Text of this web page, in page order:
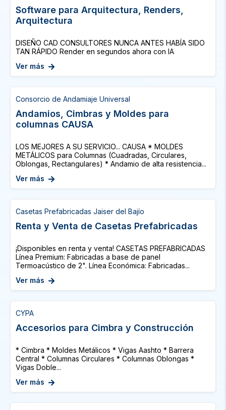
Software para Arquitectura, Renders,
Arquitectura
DISEÑO CAD CONSULTORES NUNCA ANTES HABÍA SIDO
TAN RÁPIDO Render en segundos ahora con IA
Ver más
Consorcio de Andamiaje Universal
Andamios, Cimbras y Moldes para
columnas CAUSA
LOS MEJORES A SU SERVICIO... CAUSA * MOLDES
METÁLICOS para Columnas (Cuadradas, Circulares,
Oblongas, Rectangulares) * Andamio de alta resistencia...
Ver más
Casetas Prefabricadas Jaiser del Bajío
Renta y Venta de Casetas Prefabricadas
¡Disponibles en renta y venta! CASETAS PREFABRICADAS
Línea Premium: Fabricadas a base de panel
Termoacústico de 2". Línea Económica: Fabricadas...
Ver más
CYPA
Accesorios para Cimbra y Construcción
* Cimbra * Moldes Metálicos * Vigas Aashto * Barrera
Central * Columnas Circulares * Columnas Oblongas *
Vigas Doble...
Ver más